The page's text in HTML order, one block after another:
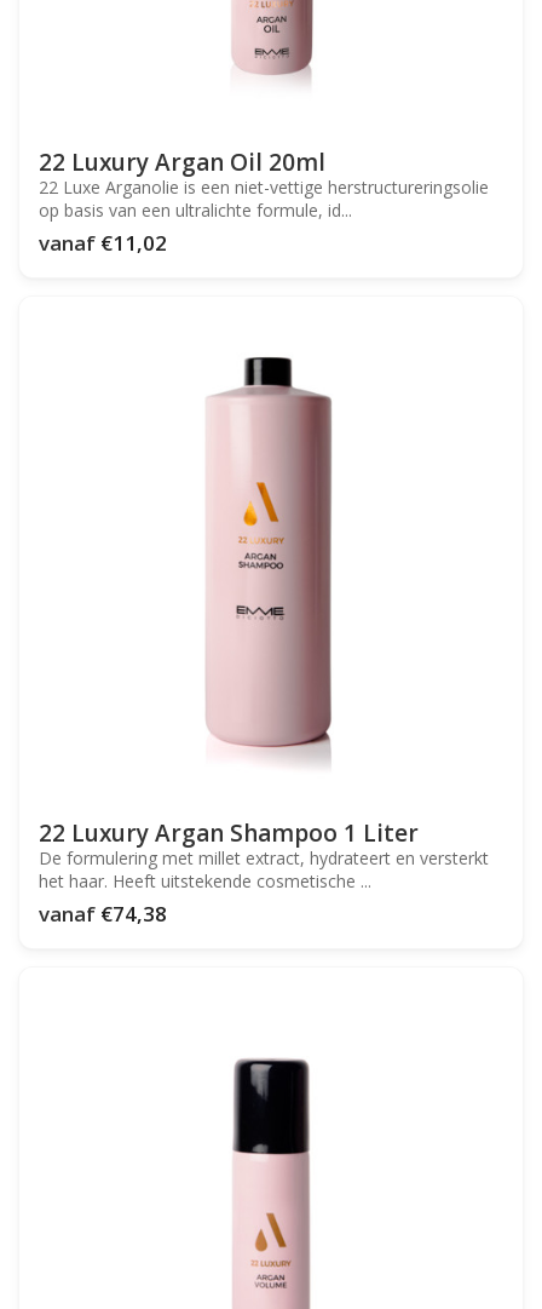
22 Luxury Argan Oil 20ml
22 Luxe Arganolie is een niet-vettige herstructureringsolie
op basis van een ultralichte formule, id...
vanaf €11,02
22 Luxury Argan Shampoo 1 Liter
De formulering met millet extract, hydrateert en versterkt
het haar. Heeft uitstekende cosmetische ...
vanaf €74,38